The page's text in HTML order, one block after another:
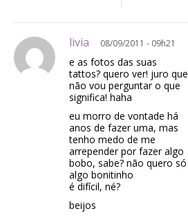
livia 08/09/2011 - 09h21
e as fotos das suas
tattos? quero ver! juro que
não vou perguntar o que
significa! haha
eu morro de vontade há
anos de fazer uma, mas
tenho medo de me
arrepender por fazer algo
bobo, sabe? não quero só
algo bonitinho
é difícil, né?
beijos